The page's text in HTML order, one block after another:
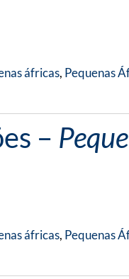
áfricas, Pequenas
–
áfricas, Pequenas